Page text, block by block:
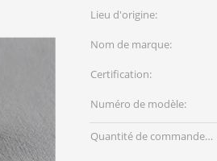
Lieu d'origine:
Nom de marque:
Certification:
Numéro de modèle:
Quantité de commande